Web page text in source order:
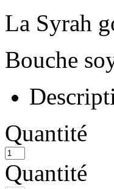
La Syrah
Bouche
Quantité
Quantité